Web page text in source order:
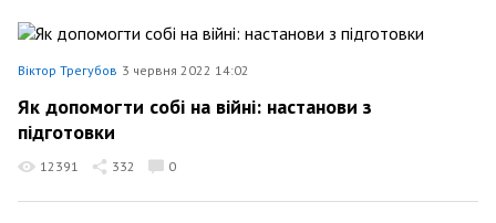
Віктор Трегубов 3 червня 2022 14:02
Як допомогти собі на війні: настанови з
підготовки
12391 332 0